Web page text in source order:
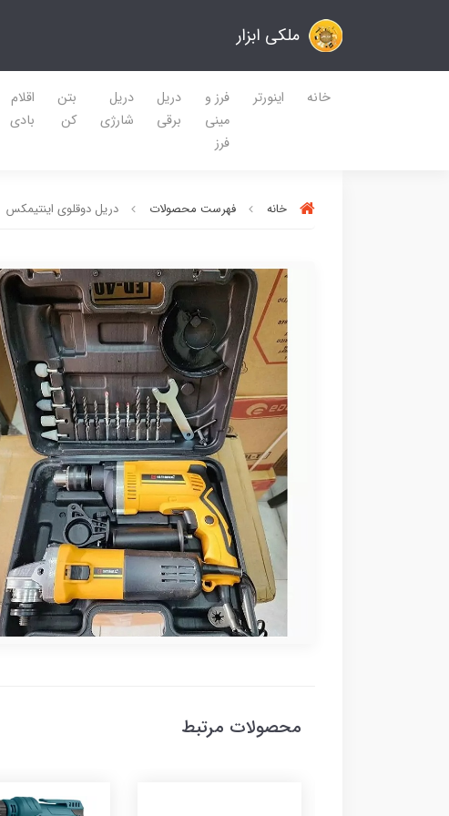
ملکی ابزار
خانه اینورتر
فرز و
مینی
فرز
دریل
برقی
دریل
شارژی
بتن
کن
اقلام
بادی
خانه فهرست محصولات دریل دوقلوی اینتیمکس
محصولات مرتبط